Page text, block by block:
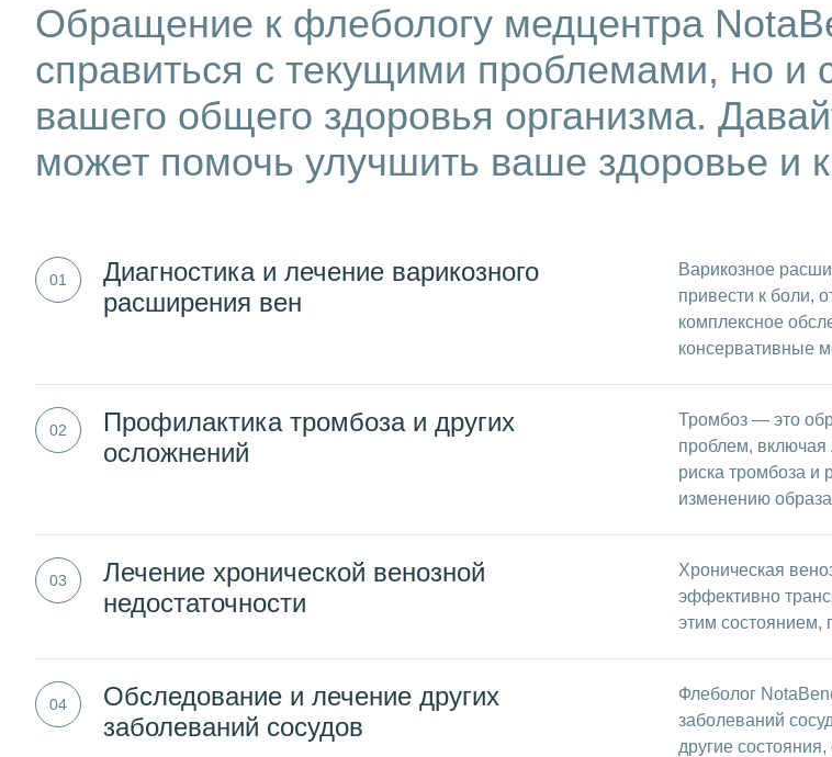
Обращение к флебологу медцентра
справиться с текущими проблемами, но и
вашего общего здоровья организма.
может помочь улучшить ваше здоровье и
Диагностика и лечение варикозного
расширения вен
Варикозное
привести к боли,
комплексное
консервативные
Профилактика тромбоза и других
осложнений
Тромбоз — это
проблем,
риска тромбоза и
изменению
Лечение хронической венозной
недостаточности
Хроническая
эффективно
этим состоянием,
Обследование и лечение других
заболеваний сосудов
Флеболог
заболеваний
другие